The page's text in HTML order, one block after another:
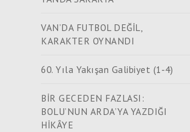
VAN’DA FUTBOL DEĞİL,
KARAKTER OYNANDI
60. Yıla Yakışan Galibiyet (1-4)
BİR GECEDEN FAZLASI:
BOLU’NUN ARDA’YA YAZDIĞI
HİKÂYE